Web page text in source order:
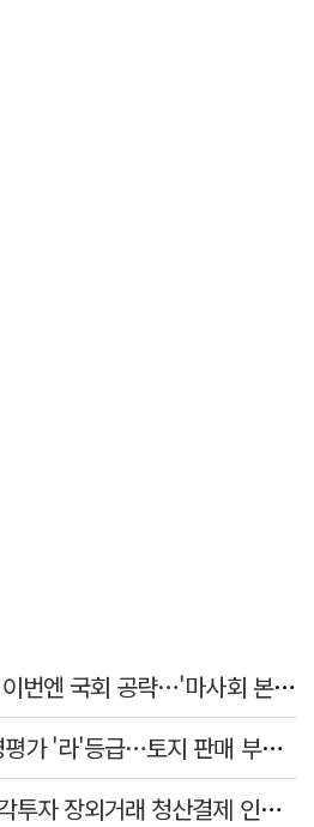
김병삼 경북 영천시장, 이번엔 국회 공략…'마사회 본사 이전·광역교통망 확충' 요청
대구도시개발공사 경영평가 '라'등급…토지 판매 부진에 1년 만에 두 단계 '뚝'
예탁결제원, 비상장·조각투자 장외거래 청산결제 인프라 구축 착수…연내 가동